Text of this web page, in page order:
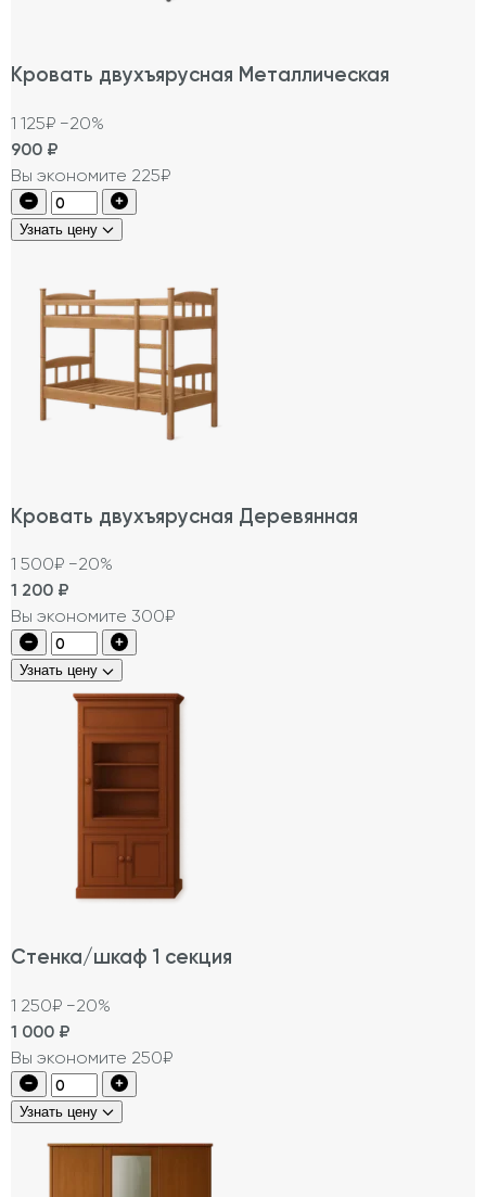
Кровать двухъярусная Металлическая
1 125₽ −20%
900 ₽
Вы экономите 225₽
Узнать цену
Кровать двухъярусная Деревянная
1 500₽ −20%
1 200 ₽
Вы экономите 300₽
Узнать цену
Стенка/шкаф 1 секция
1 250₽ −20%
1 000 ₽
Вы экономите 250₽
Узнать цену